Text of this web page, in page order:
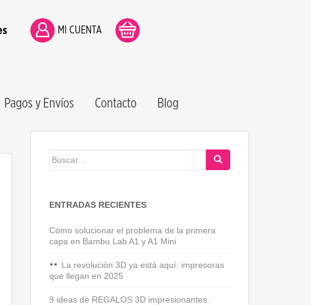
MI CUENTA
Pagos y Envíos Contacto Blog
Buscar:
ENTRADAS RECIENTES
Cómo solucionar el problema de la primera
capa en Bambu Lab A1 y A1 Mini
La revolución 3D ya está aquí: impresoras
que llegan en 2025
9 ideas de REGALOS 3D impresionantes.